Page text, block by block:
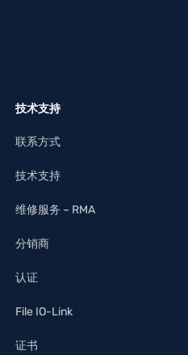
技术支持
联系方式
技术支持
维修服务 – RMA
分销商
认证
File IO-Link
证书